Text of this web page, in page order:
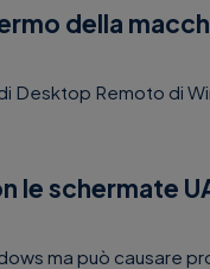
della
Desktop Remoto di
le schermate
ma può causare